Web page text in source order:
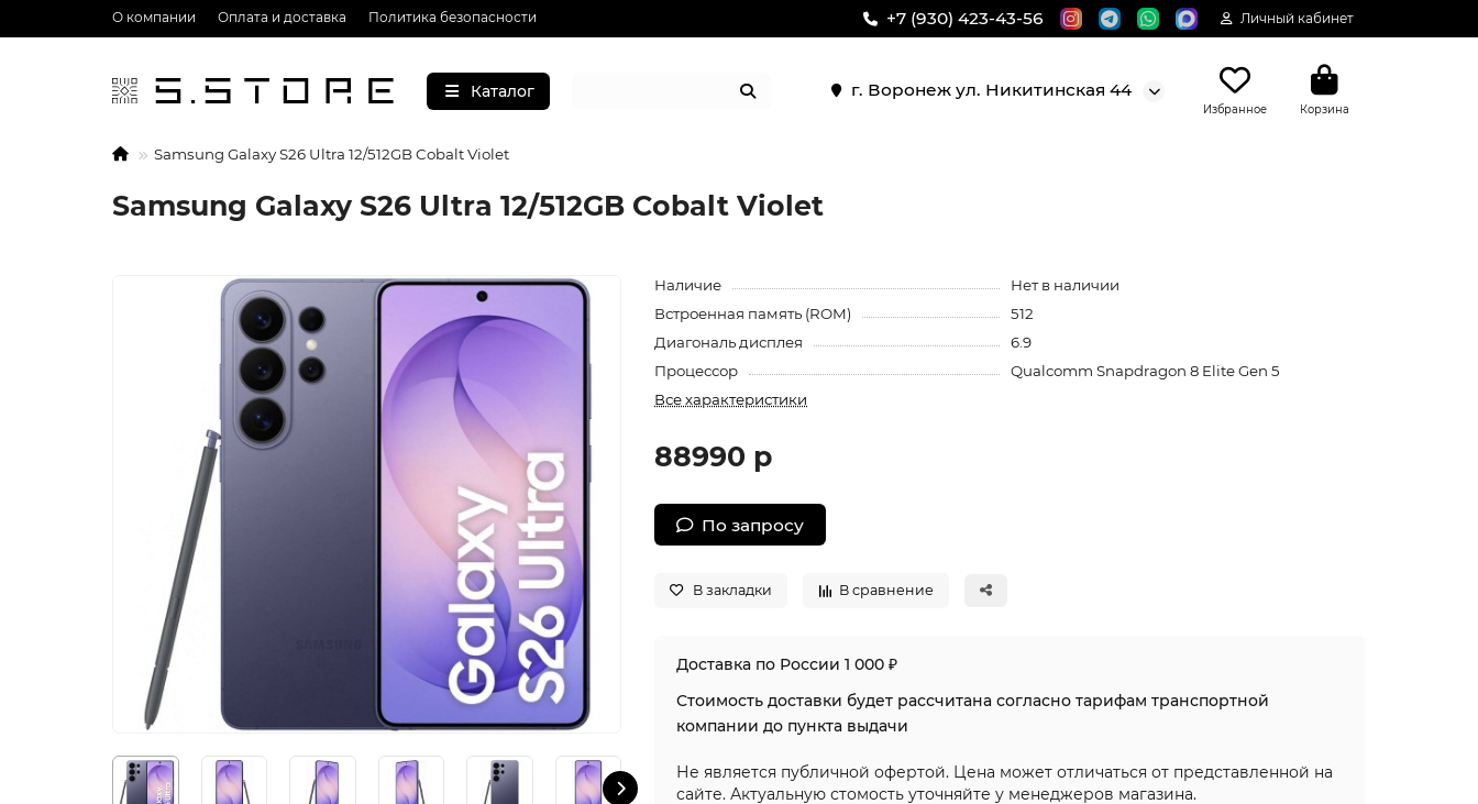
О компании Оплата и доставка Политика безопасности +7 (930) 423-43-56 Личный кабинет
Каталог г. Воронеж ул. Никитинская 44
Избранное Корзина
Samsung Galaxy S26 Ultra 12/512GB Cobalt Violet
Samsung Galaxy S26 Ultra 12/512GB Cobalt Violet
Наличие
Нет в наличии
Встроенная память (ROM)
512
Диагональ дисплея
6.9
Процессор
Qualcomm Snapdragon 8 Elite Gen 5
Все характеристики
88990 р
По запросу
В закладки В сравнение
Доставка по России 1 000 ₽
Стоимость доставки будет рассчитана согласно тарифам транспортной
компании до пункта выдачи
Не является публичной офертой. Цена может отличаться от представленной на
сайте. Актуальную стомость уточняйте у менеджеров магазина.